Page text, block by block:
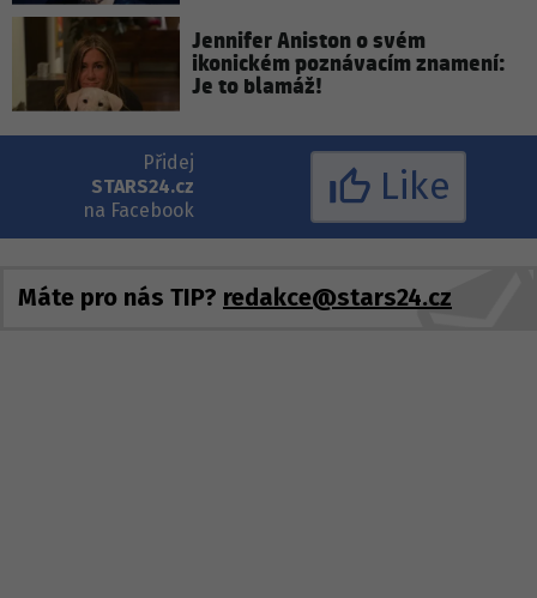
Jennifer Aniston o svém
ikonickém poznávacím znamení:
Je to blamáž!
Přidej
STARS24.cz
na Facebook
Like
Máte pro nás TIP? redakce@stars24.cz